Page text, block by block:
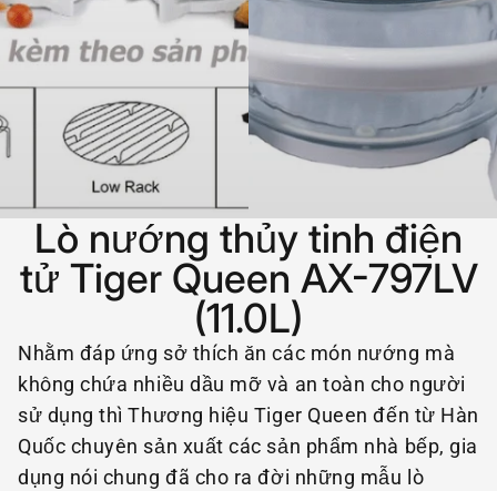
Lò nướng thủy tinh điện
tử Tiger Queen AX-797LV
(11.0L)
Nhằm đáp ứng sở thích ăn các món nướng mà
không chứa nhiều dầu mỡ và an toàn cho người
sử dụng thì Thương hiệu Tiger Queen đến từ Hàn
Quốc chuyên sản xuất các sản phẩm nhà bếp, gia
dụng nói chung đã cho ra đời những mẫu lò